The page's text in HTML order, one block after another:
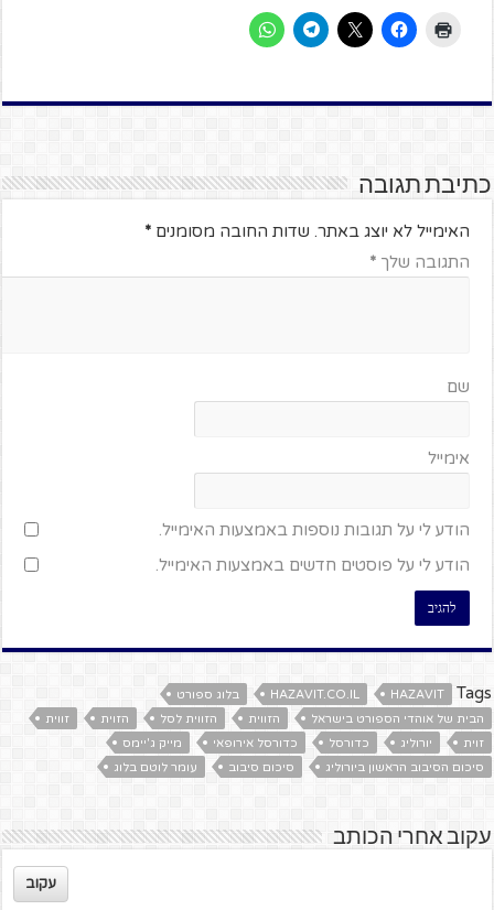
כתיבת תגובה
האימייל לא יוצג באתר. שדות החובה מסומנים*
התגובה שלך*
שם
אימייל
הודע לי על תגובות נוספות באמצעות האימייל.
הודע לי על פוסטים חדשים באמצעות האימייל.
Tags
HAZAVIT
HAZAVIT.CO.IL
בלוג ספורט
הבית של אוהדי הספורט בישראל
הזווית הזווית לסל הזוית
זווית
זוית
יורוליג כדורסל כדורסל אירופאי
מייק ג'יימס
סיכום הסיבוב הראשון ביורוליג
סיכום סיבוב עומר לוטם בלוג
עקוב אחרי הכותב
עקוב